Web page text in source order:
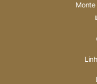
Monte